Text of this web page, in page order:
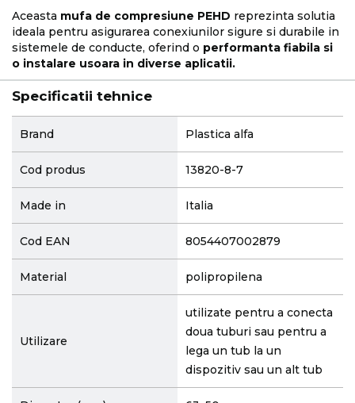
Aceasta mufa de compresiune PEHD reprezinta solutia
ideala pentru asigurarea conexiunilor sigure si durabile in
sistemele de conducte, oferind o performanta fiabila si
o instalare usoara in diverse aplicatii.
Specificatii tehnice
Brand Plastica alfa
Cod produs 13820-8-7
Made in Italia
Cod EAN 8054407002879
Material polipropilena
Utilizare
utilizate pentru a conecta
doua tuburi sau pentru a
lega un tub la un
dispozitiv sau un alt tub